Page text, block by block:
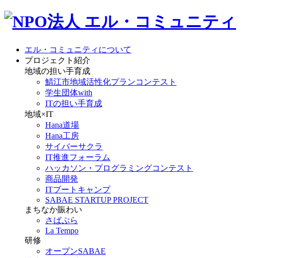
エル・コミュニティについて
プロジェクト紹介
地域の担い手育成
鯖江市地域活性化プランコンテスト
学生団体with
ITの担い手育成
地域×IT
Hana道場
Hana工房
サイバーサクラ
IT推進フォーラム
ハッカソン・プログラミングコンテスト
商品開発
ITブートキャンプ
SABAE STARTUP PROJECT
まちなか賑わい
さばぷら
La Tempo
研修
オープンSABAE